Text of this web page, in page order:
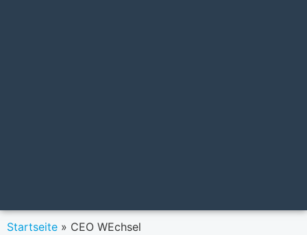
Startseite » CEO WEchsel